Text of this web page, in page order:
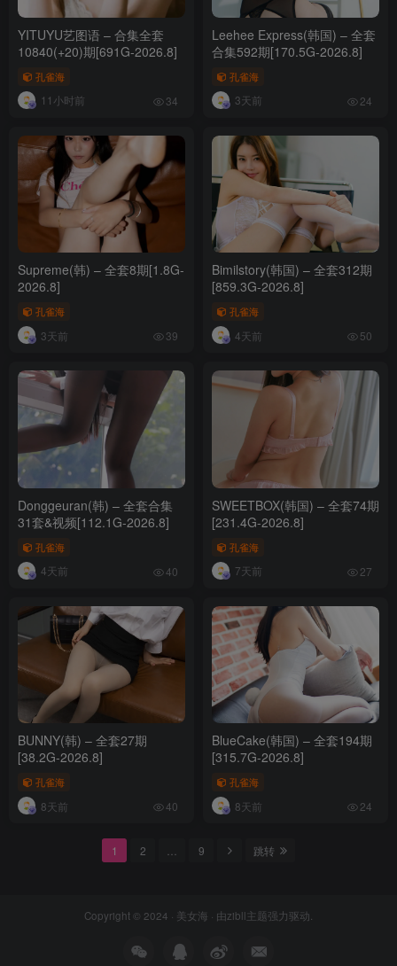
YITUYU艺图语 – 合集全套
10840(+20)期[691G-2026.8]
孔雀海
11小时前 34
Leehee Express(韩国) – 全套
合集592期[170.5G-2026.8]
孔雀海
3天前 24
Supreme(韩) – 全套8期[1.8G-
2026.8]
孔雀海
3天前 39
Bimilstory(韩国) – 全套312期
[859.3G-2026.8]
孔雀海
4天前 50
Donggeuran(韩) – 全套合集
31套&视频[112.1G-2026.8]
孔雀海
4天前 40
SWEETBOX(韩国) – 全套74期
[231.4G-2026.8]
孔雀海
7天前 27
BUNNY(韩) – 全套27期
[38.2G-2026.8]
孔雀海
8天前 40
BlueCake(韩国) – 全套194期
[315.7G-2026.8]
孔雀海
8天前 24
1 2 … 9 跳转
Copyright © 2024 · 美女海 · 由zibll主题强力驱动.